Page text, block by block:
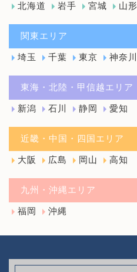
北海道 岩手 宮城 山形
関東エリア
埼玉 千葉 東京 神奈川
東海・北陸・甲信越エリア
新潟 石川 静岡 愛知
近畿・中国・四国エリア
大阪 広島 岡山 高知
九州・沖縄エリア
福岡 沖縄